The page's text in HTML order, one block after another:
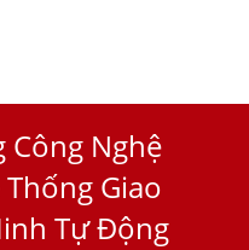
Nghệ
Giao
Tự Động